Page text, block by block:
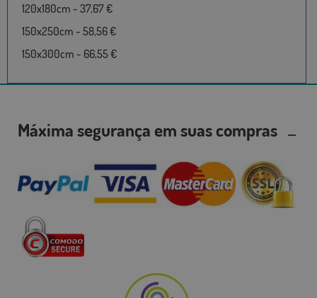
120x180cm - 37,67 €
150x250cm - 58,56 €
150x300cm - 66,55 €
Máxima segurança em suas compras